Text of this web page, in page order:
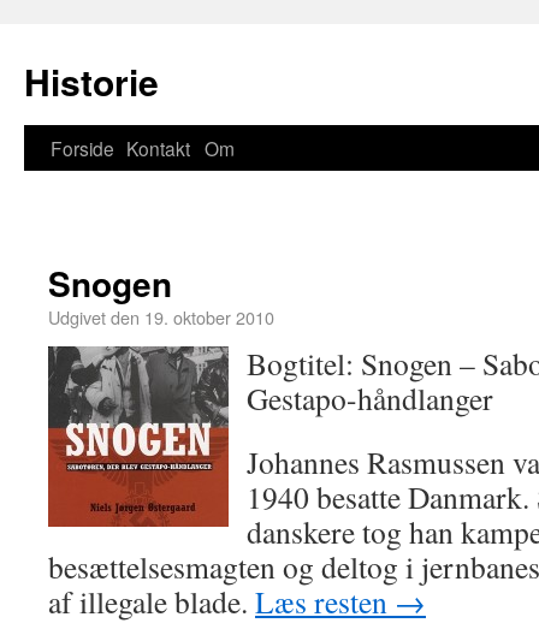
Historie
Forside Kontakt Om
Snogen
Udgivet den 19. oktober 2010
Bogtitel: Snogen –
Gestapo-håndlanger
Johannes Rasmussen
1940 besatte
danskere tog han
besættelsesmagten og deltog i
af illegale blade. Læs resten →